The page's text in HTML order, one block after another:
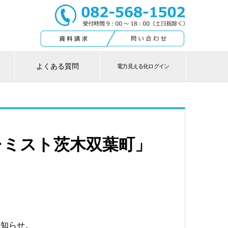
よくある質問 電力見える化ログイン
スト茨木双葉町」
らせ。